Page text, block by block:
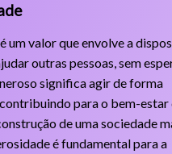
um valor que envolve a
outras pessoas, sem
significa agir de forma
para o bem-estar
de uma sociedade
é fundamental para a